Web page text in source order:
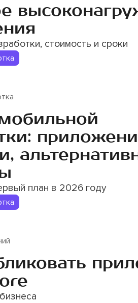
стоимость и сроки
план в 2026 году